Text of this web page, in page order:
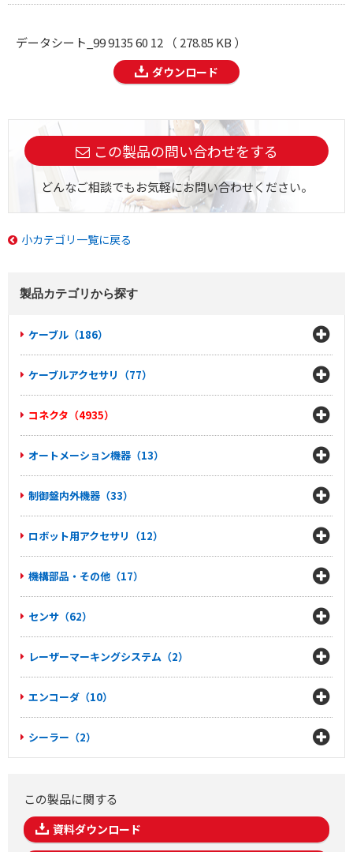
データシート_99 9135 60 12 （ 278.85 KB ）
ダウンロード
この製品の問い合わせをする
どんなご相談でもお気軽にお問い合わせください。
小カテゴリ一覧に戻る
製品カテゴリから探す
ケーブル（186）
ケーブルアクセサリ（77）
コネクタ（4935）
オートメーション機器（13）
制御盤内外機器（33）
ロボット用アクセサリ（12）
機構部品・その他（17）
センサ（62）
レーザーマーキングシステム（2）
エンコーダ（10）
シーラー（2）
この製品に関する
資料ダウンロード